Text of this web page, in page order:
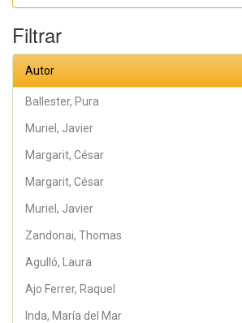
Filtrar
Autor
Ballester, Pura
Muriel, Javier
Margarit, César
Margarit, César
Muriel, Javier
Zandonai, Thomas
Agulló, Laura
Ajo Ferrer, Raquel
Inda, María del Mar